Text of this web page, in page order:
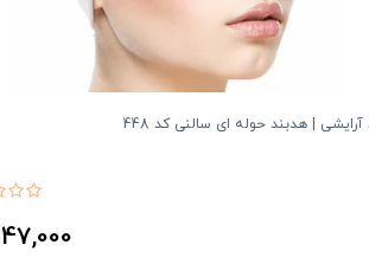
| هدبند حوله ای سالنی کد 448
47,000